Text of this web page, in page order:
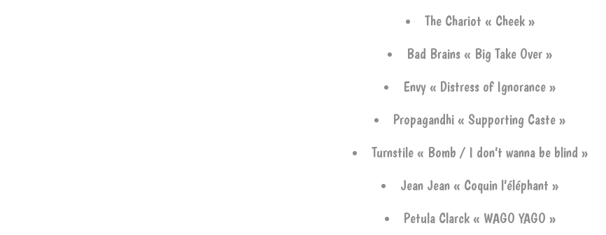
The Chariot « Cheek »
Bad Brains « Big Take Over »
Envy « Distress of Ignorance »
Propagandhi « Supporting Caste »
Turnstile « Bomb / I don’t wanna be blind »
Jean Jean « Coquin l’éléphant »
Petula Clarck « WAGO YAGO »